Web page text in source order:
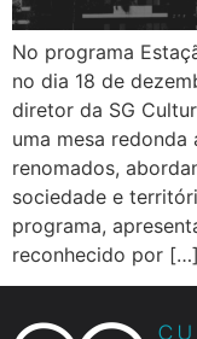
No programa
no dia 18 de
diretor da SG
uma mesa
renomados,
sociedade e
programa,
reconhecido por […]